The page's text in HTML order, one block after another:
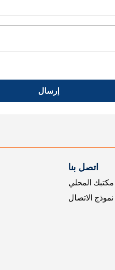
إرسال
اتصل بنا
مكتبك المحلي
نموذج الاتصال